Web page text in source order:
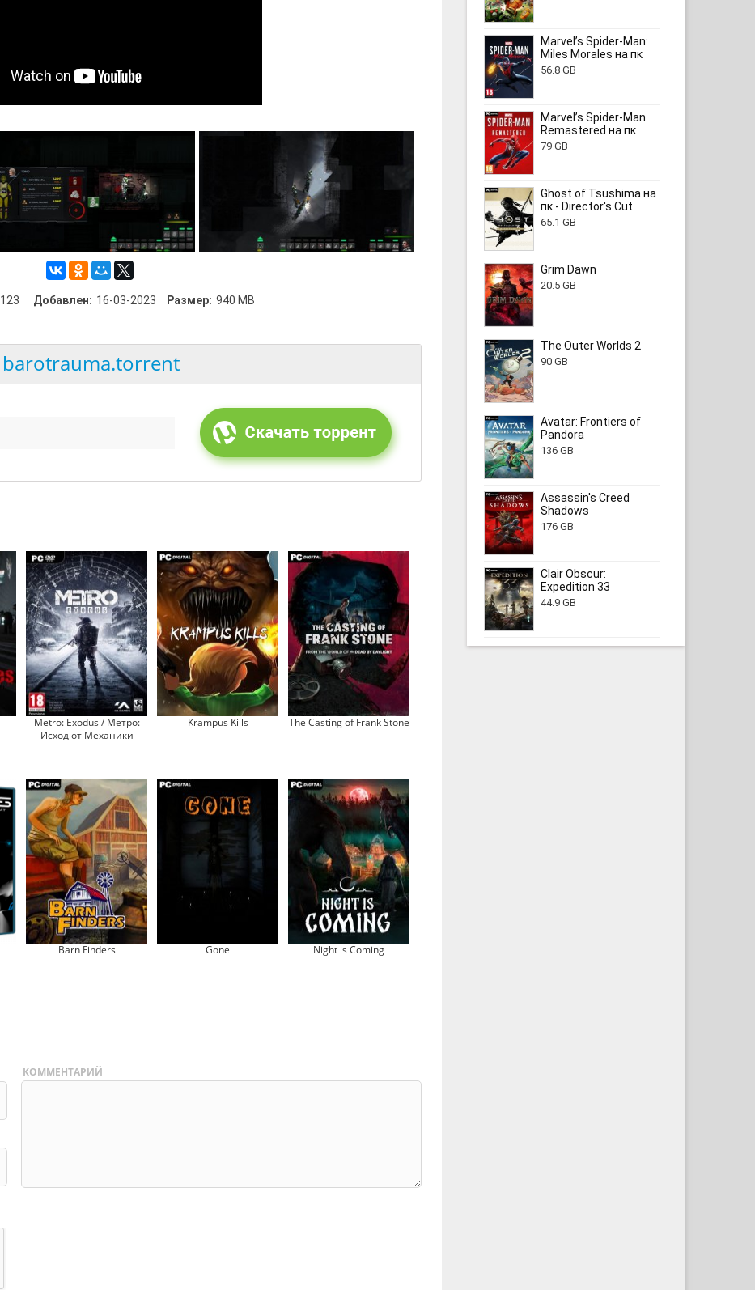
123 Добавлен: 16-03-2023 Размер: 940 MB
barotrauma.torrent
Metro: Exodus / Метро:
Исход от Механики
Krampus Kills The Casting of Frank Stone
Barn Finders Gone Night is Coming
КОММЕНТАРИЙ
Marvel’s Spider-Man:
Miles Morales на пк
56.8 GB
Marvel’s Spider-Man
Remastered на пк
79 GB
Ghost of Tsushima на
пк - Director's Cut
65.1 GB
Grim Dawn
20.5 GB
The Outer Worlds 2
90 GB
Avatar: Frontiers of
Pandora
136 GB
Assassin's Creed
Shadows
176 GB
Clair Obscur:
Expedition 33
44.9 GB